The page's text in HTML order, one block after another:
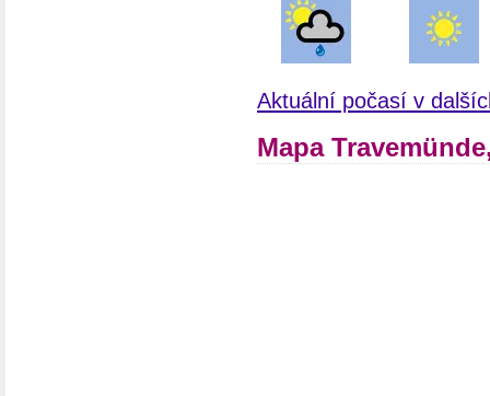
Aktuální počasí v
Mapa